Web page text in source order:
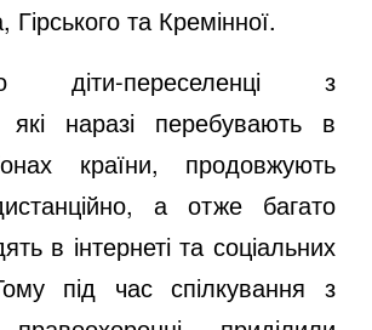
Гірського та Кремінної.
діти-переселенці з
які наразі перебувають в
країни, продовжують
а отже багато
в інтернеті та соціальних
під час спілкування з